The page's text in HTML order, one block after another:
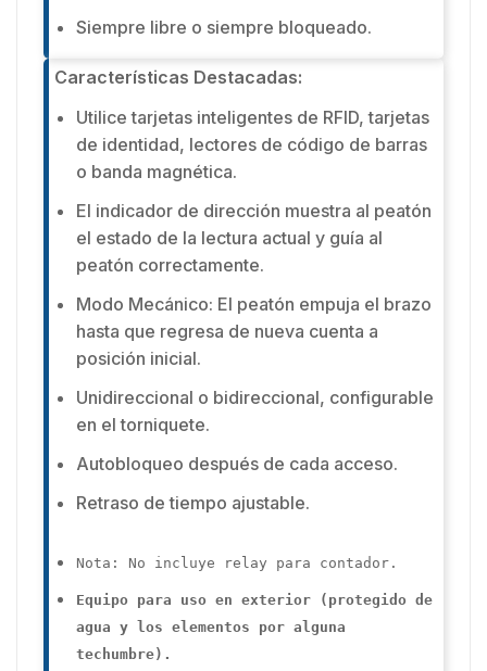
Siempre libre o siempre bloqueado.
Características Destacadas:
Utilice tarjetas inteligentes de RFID, tarjetas
de identidad, lectores de código de barras
o banda magnética.
El indicador de dirección muestra al peatón
el estado de la lectura actual y guía al
peatón correctamente.
Modo Mecánico: El peatón empuja el brazo
hasta que regresa de nueva cuenta a
posición inicial.
Unidireccional o bidireccional, configurable
en el torniquete.
Autobloqueo después de cada acceso.
Retraso de tiempo ajustable.
Nota: No incluye relay para contador.
Equipo para uso en exterior (protegido de
agua y los elementos por alguna
techumbre).